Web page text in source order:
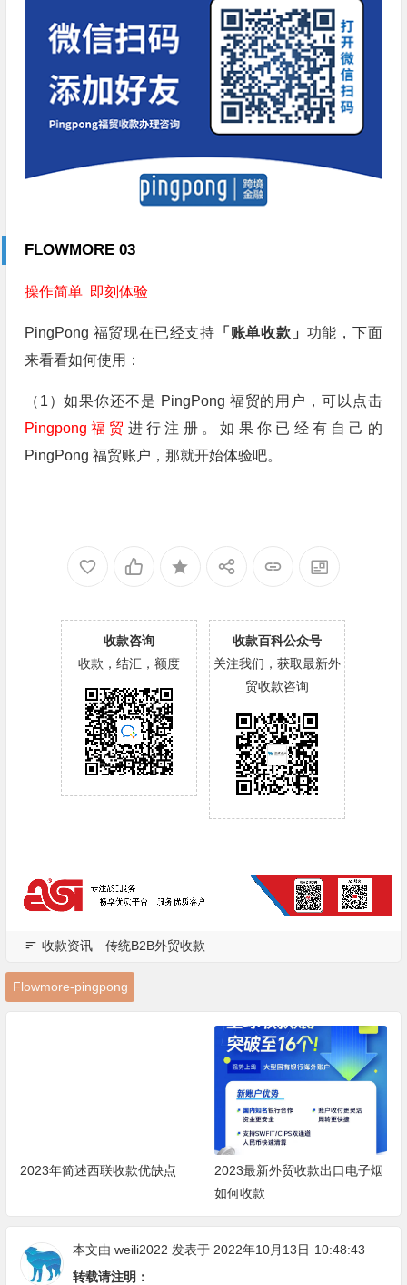
FLOWMORE 03
操作简单 即刻体验
PingPong 福贸现在已经支持 「账单收款」 功能，下面
来看看如何使用：
（1）如果你还不是 PingPong 福贸的用户，可以点击
Pingpong福贸 进行注册。如果你已经有自己的
PingPong 福贸账户，那就开始体验吧。
收款咨询
收款，结汇，额度
收款百科公众号
关注我们，获取最新外
贸收款咨询
收款资讯 传统B2B外贸收款
Flowmore-pingpong
2023年简述西联收款优缺点
2023最新外贸收款出口电子烟
如何收款
本文由 weili2022 发表于 2022年10月13日 10:48:43
转载请注明：